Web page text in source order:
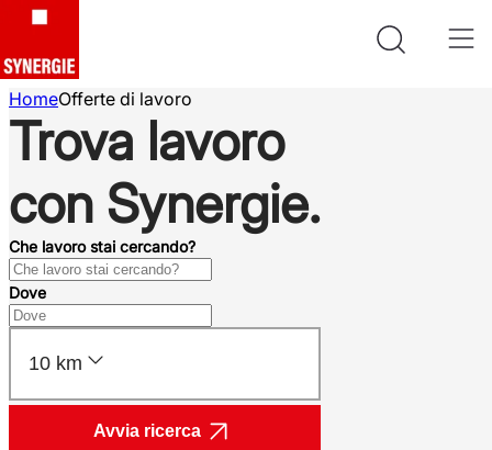
HomeOfferte di lavoro
Trova lavoro
con Synergie.
Che lavoro stai cercando?
Dove
10 km
Avvia ricerca